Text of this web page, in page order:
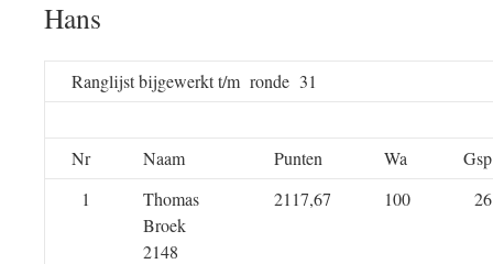
Hans
Ranglijst bijgewerkt t/m ronde 31
Nr Naam Punten Wa
Gsp
1
Thomas
Broek
2148
2117,67 100 26